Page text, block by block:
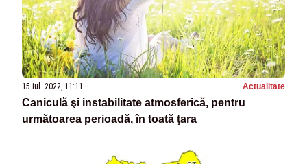
15 iul. 2022, 11:11 Actualitate
Caniculă şi instabilitate atmosferică, pentru
următoarea perioadă, în toată ţara